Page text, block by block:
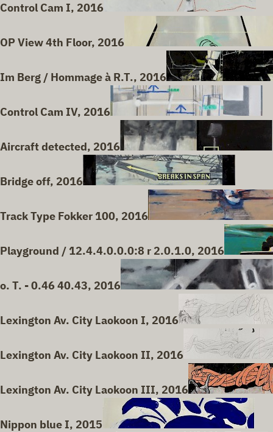
Control Cam I, 2016
OP View 4th Floor, 2016
Im Berg / Hommage à R.T., 2016
Control Cam IV, 2016
Aircraft detected, 2016
Bridge off, 2016
Track Type Fokker 100, 2016
Playground / 12.4.4.0.0.0:8 r 2.0.1.0, 2016
o. T. - 0.46 40.43, 2016
Lexington Av. City Laokoon I, 2016
Lexington Av. City Laokoon II, 2016
Lexington Av. City Laokoon III, 2016
Nippon blue I, 2015